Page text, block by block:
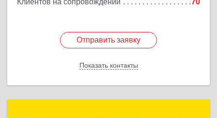
Клиентов на сопровождении 70
Отправить заявку
Показать контакты
Отправить заявку
Назад